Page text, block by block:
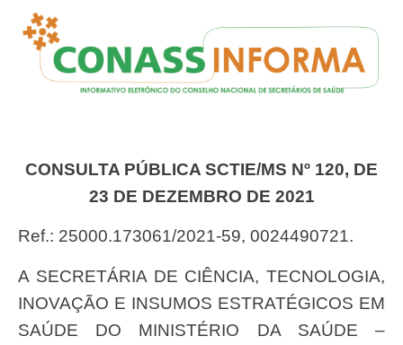
CONSULTA PÚBLICA SCTIE/MS Nº 120, DE
23 DE DEZEMBRO DE 2021
Ref.: 25000.173061/2021-59, 0024490721.
A SECRETÁRIA DE CIÊNCIA, TECNOLOGIA,
INOVAÇÃO E INSUMOS ESTRATÉGICOS EM
SAÚDE DO MINISTÉRIO DA SAÚDE –